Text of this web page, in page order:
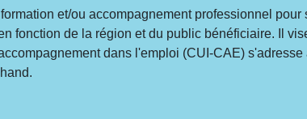
et/ou accompagnement professionnel
fonction de la région et du public bénéficiaire. Il
dans l'emploi (CUI-CAE)